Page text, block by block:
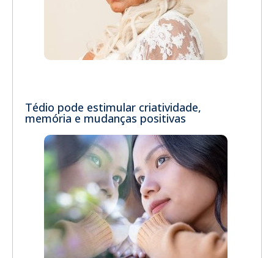
Tédio pode estimular criatividade,
memória e mudanças positivas